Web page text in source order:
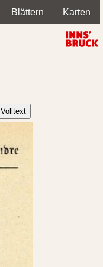
Blättern Karten
Volltext